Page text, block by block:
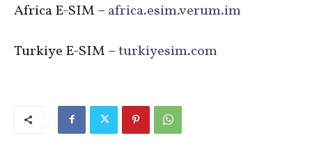
Africa E-SIM – africa.esim.verum.im
Turkiye E-SIM –turkiyesim.com